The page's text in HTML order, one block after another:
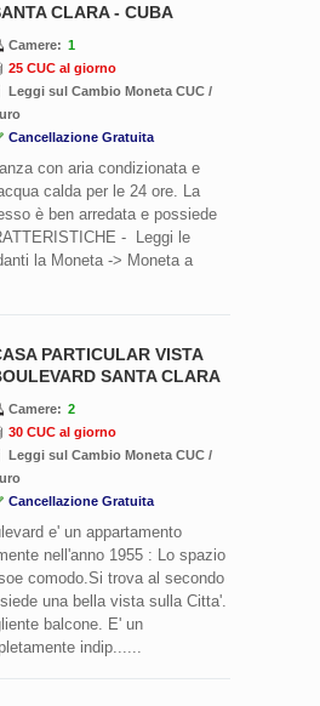
CLARA - CUBA
Camere: 1
25 CUC al giorno
Leggi sul Cambio Moneta CUC /
Cancellazione Gratuita
con aria condizionata e
calda per le 24 ore. La
è ben arredata e possiede
- Leggi le
la Moneta -> Moneta a
PARTICULAR VISTA
SANTA CLARA
Camere: 2
30 CUC al giorno
Leggi sul Cambio Moneta CUC /
Cancellazione Gratuita
e' un appartamento
nell'anno 1955 : Lo spazio
comodo.Si trova al secondo
una bella vista sulla Citta'.
balcone. E' un
indip......